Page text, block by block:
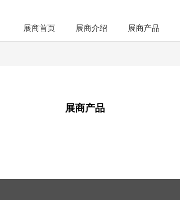
展商首页 展商介绍 展商产品
展商产品